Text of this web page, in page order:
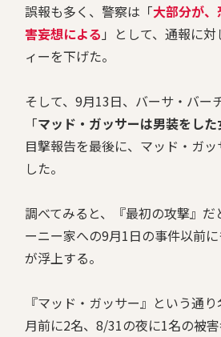
誤報も多く、警察は「大部分が
害妄想による 」として、通報に
ィーを下げた。
そして、9月13日、バーサ・バー
「マッド・ガッサーは男装をし
目撃報告を最後に、マッド・ガ
した。
調べてみると、『最初の攻撃』だ
ーニー家への9月1日の事件以前
が浮上する。
『マッド・ガッサー』という通
月前に2名、8/31の夜に1名の被